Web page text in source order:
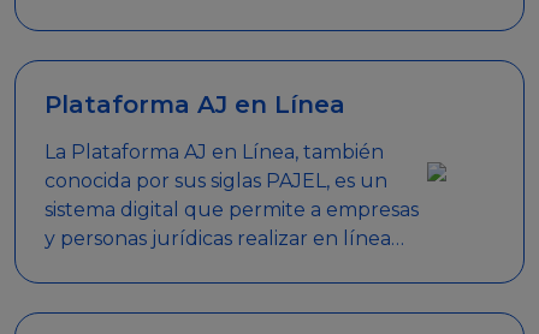
Plataforma AJ en Línea
La Plataforma AJ en Línea, también
conocida por sus siglas PAJEL, es un
sistema digital que permite a empresas
y personas jurídicas realizar en línea